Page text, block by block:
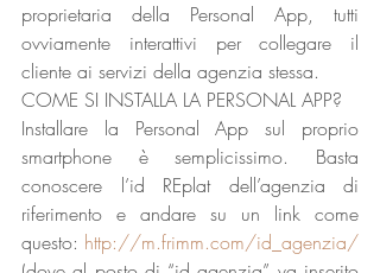
proprietaria della Personal App, tutti
ovviamente interattivi per collegare il
cliente ai servizi della agenzia stessa.
COME SI INSTALLA LA PERSONAL APP?
Installare la Personal App sul proprio
smartphone è semplicissimo. Basta
conoscere l’id REplat dell’agenzia di
riferimento e andare su un link come
questo: http://m.frimm.com/id_agenzia/